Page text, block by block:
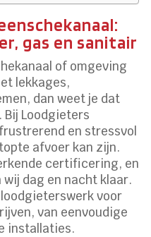
gas en sanitair
of omgeving
lekkages,
dan weet je dat
Loodgieters
en stressvol
afvoer kan zijn.
certificering, en
dag en nacht klaar.
voor
van eenvoudige
installaties.